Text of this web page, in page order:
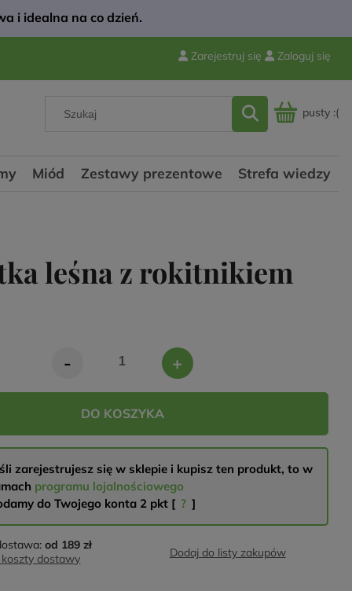
i idealna na co dzień.
Zarejestruj się Zaloguj się
pusty :(
Miód Zestawy prezentowe Strefa wiedzy
leśna z rokitnikiem
- +
DO KOSZYKA
zarejestrujesz się w sklepie i kupisz ten produkt, to w
programu lojalnościowego
do Twojego konta 2pkt [ ? ]
od 189 zł
dostawy
Dodaj do listy zakupów